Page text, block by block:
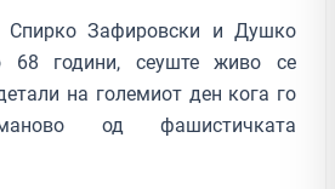
Зафировски и Душко
68 години, сеуште живо се
на големиот ден кога го
од фашистичката